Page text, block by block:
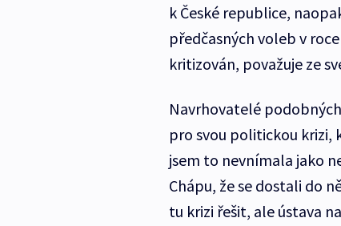
k České republice,
předčasných voleb v
kritizován, považuje ze
Navrhovatelé
pro svou politickou krizi,
jsem to nevnímala jako
Chápu, že se dostali do
tu krizi řešit, ale ústava